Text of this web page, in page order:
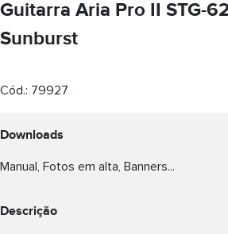
Guitarra Aria Pro II STG-
Sunburst
Cód.: 79927
Downloads
Manual, Fotos em alta, Banners...
Descrição